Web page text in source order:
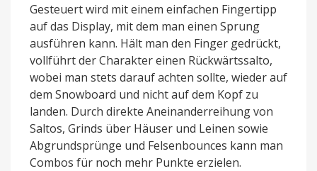
Gesteuert wird mit einem einfachen Fingertipp
auf das Display, mit dem man einen Sprung
ausführen kann. Hält man den Finger gedrückt,
vollführt der Charakter einen Rückwärtssalto,
wobei man stets darauf achten sollte, wieder auf
dem Snowboard und nicht auf dem Kopf zu
landen. Durch direkte Aneinanderreihung von
Saltos, Grinds über Häuser und Leinen sowie
Abgrundsprünge und Felsenbounces kann man
Combos für noch mehr Punkte erzielen.